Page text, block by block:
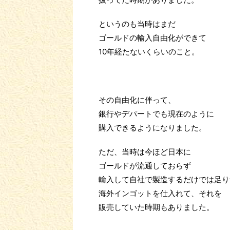
というのも当時はまだ
ゴールドの輸入自由化ができて
10年経たないくらいのこと。
その自由化に伴って、
銀行やデパートでも現在のように
購入できるようになりました。
ただ、当時は今ほど日本に
ゴールドが流通しておらず
輸入して自社で製造するだけでは足
海外インゴットを仕入れて、それを
販売していた時期もありました。